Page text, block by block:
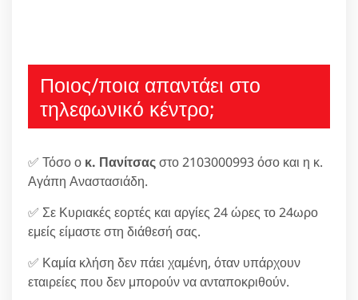
Ποιος/ποια απαντάει στο
τηλεφωνικό κέντρο;
✅ Τόσο ο κ. Πανίτσαςστο 2103000993 όσο και η κ.
Αγάπη Αναστασιάδη.
✅ Σε Κυριακές εορτές και αργίες 24 ώρες το 24ωρο
εμείς είμαστε στη διάθεσή σας.
✅ Καμία κλήση δεν πάει χαμένη, όταν υπάρχουν
εταιρείες που δεν μπορούν να ανταποκριθούν.